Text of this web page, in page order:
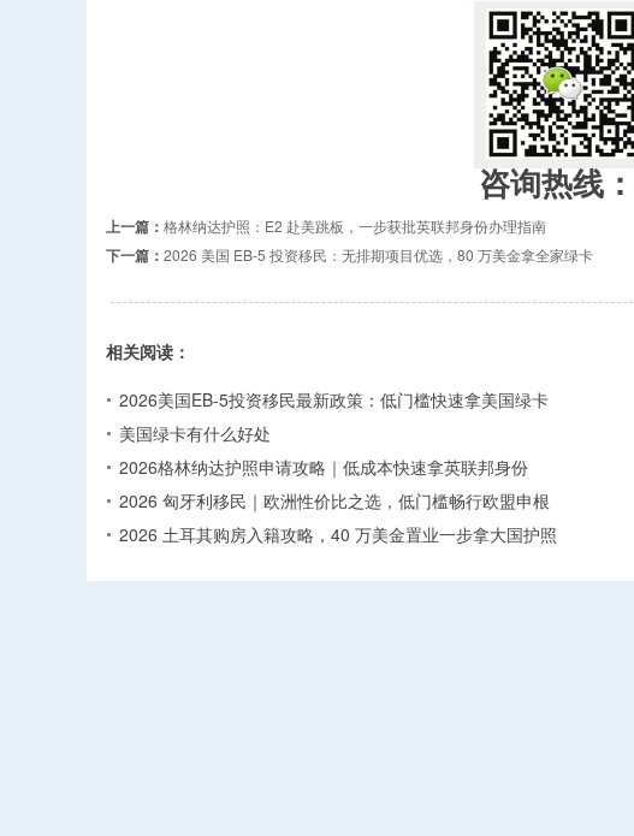
咨询热线：
上一篇： 格林纳达护照：E2 赴美跳板，一步获批英联邦身份办理指南
下一篇： 2026 美国 EB-5 投资移民：无排期项目优选，80 万美金拿全家绿卡
相关阅读：
2026美国EB-5投资移民最新政策：低门槛快速拿美国绿卡
美国绿卡有什么好处
2026格林纳达护照申请攻略｜低成本快速拿英联邦身份
2026 匈牙利移民｜欧洲性价比之选，低门槛畅行欧盟申根
2026 土耳其购房入籍攻略，40 万美金置业一步拿大国护照